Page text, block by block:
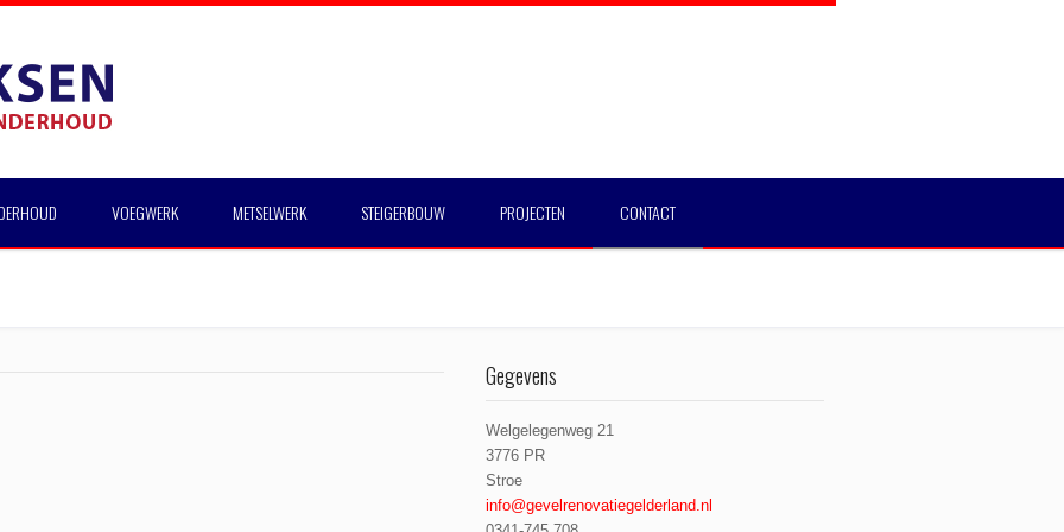
VOEGWERK METSELWERK STEIGERBOUW PROJECTEN CONTACT
Gegevens
Welgelegenweg 21
3776 PR
Stroe
info@gevelrenovatiegelderland.nl